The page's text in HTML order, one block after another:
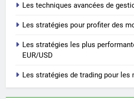
Les techniques avancées de
Les stratégies pour profiter des
Les stratégies les plus
EUR/USD
Les stratégies de trading pour les